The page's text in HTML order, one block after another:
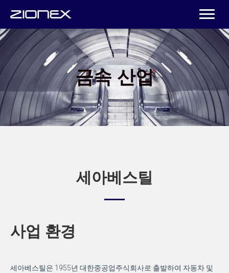
금속 산업
세아베스틸
사업 환경
세아베스틸은 1955년 대한중공업주식회사로 출발하여 자동차 및